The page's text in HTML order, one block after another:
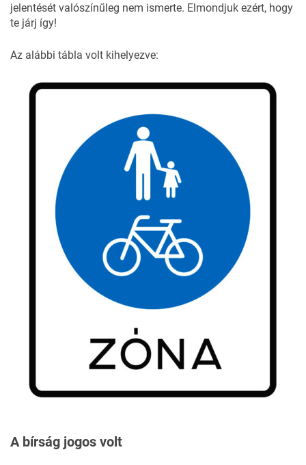
jelentését valószínűleg nem ismerte. Elmondjuk ezért, hogy
te járj így!
Az alábbi tábla volt kihelyezve:
A bírság jogos volt